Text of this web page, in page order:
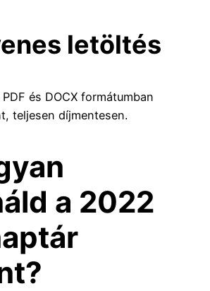
letöltés
és DOCX formátumban
teljesen díjmentesen.
a 2022